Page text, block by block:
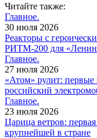
Читайте также:
Главное.
30 июля 2026
Реакторы с
РИТМ-200 для
Главное.
27 июля 2026
«Атом» рулит:
российский
Главное.
23 июля 2026
Царица ветров:
крупнейшей в стране